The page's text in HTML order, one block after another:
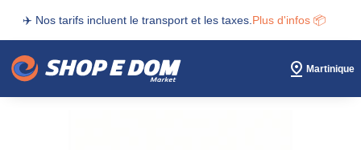
✈️ Nos tarifs incluent le transport et les taxes. Plus d'infos 📦
Martinique